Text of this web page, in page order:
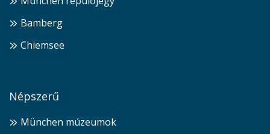
Bamberg
Chiemsee
Népszerű
München múzeumok